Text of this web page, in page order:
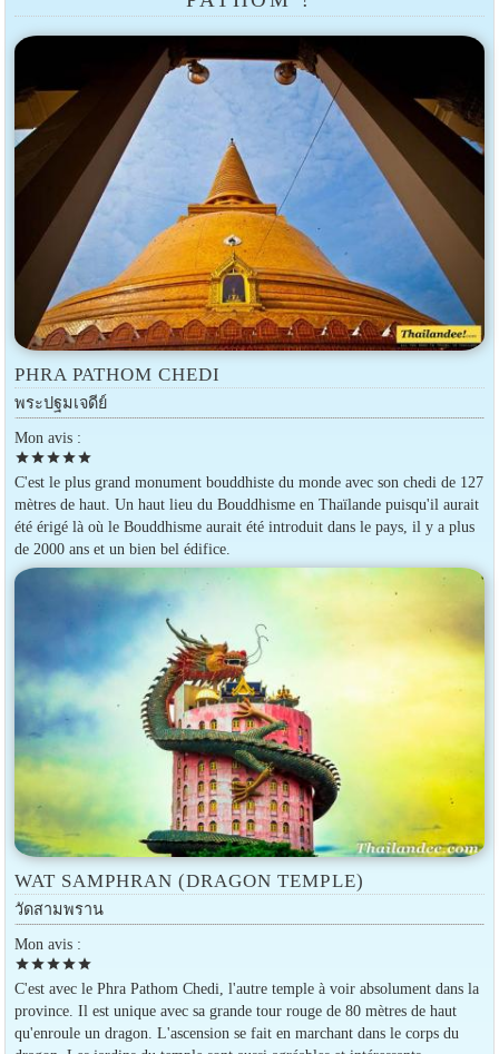
PHRA PATHOM CHEDI
พระปฐมเจดีย์
Mon avis :
starstarstarstarstar
C'est le plus grand monument bouddhiste du monde avec son chedi de 127
mètres de haut. Un haut lieu du Bouddhisme en Thaïlande puisqu'il aurait
été érigé là où le Bouddhisme aurait été introduit dans le pays, il y a plus
de 2000 ans et un bien bel édifice.
WAT SAMPHRAN (DRAGON TEMPLE)
วัดสามพราน
Mon avis :
starstarstarstarstar
C'est avec le Phra Pathom Chedi, l'autre temple à voir absolument dans la
province. Il est unique avec sa grande tour rouge de 80 mètres de haut
qu'enroule un dragon. L'ascension se fait en marchant dans le corps du